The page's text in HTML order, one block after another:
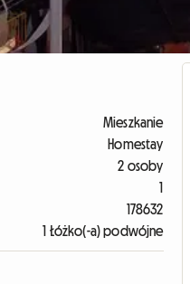
Mieszkanie
Homestay
2 osoby
1
178632
1 Łóżko(-a) podwójne